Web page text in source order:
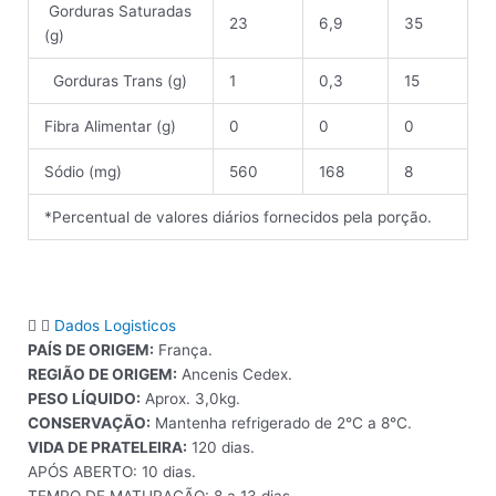
Gorduras Saturadas
(g)
23 6,9 35
Gorduras Trans (g) 1 0,3 15
Fibra Alimentar (g) 0 0 0
Sódio (mg) 560 168 8
*Percentual de valores diários fornecidos pela porção.
Dados Logisticos
PAÍS DE ORIGEM: França.
REGIÃO DE ORIGEM: Ancenis Cedex.
PESO LÍQUIDO: Aprox. 3,0kg.
CONSERVAÇÃO: Mantenha refrigerado de 2°C a 8°C.
VIDA DE PRATELEIRA: 120 dias.
APÓS ABERTO: 10 dias.